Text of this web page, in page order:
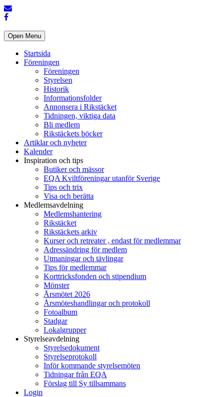
Open Menu
Startsida
Föreningen
Föreningen
Styrelsen
Historik
Informationsfolder
Annonsera i Rikstäcket
Tidningen, viktiga data
Bli medlem
Rikstäckets böcker
Artiklar och nyheter
Kalender
Inspiration och tips
Butiker och mässor
EQA Kviltföreningar utanför Sverige
Tips och trix
Visa och berätta
Medlemsavdelning
Medlemshantering
Rikstäcket
Rikstäckets arkiv
Kurser och retreater , endast för medlemmar
Adressändring för medlem
Utmaningar och tävlingar
Tips för medlemmar
Korttricksfonden och stipendium
Mönster
Årsmötet 2026
Årsmöteshandlingar och protokoll
Fotoalbum
Stadgar
Lokalgrupper
Styrelseavdelning
Styrelsedokument
Styrelseprotokoll
Inför kommande styrelsemöten
Tidningar från EQA
Förslag till Sy tillsammans
Login